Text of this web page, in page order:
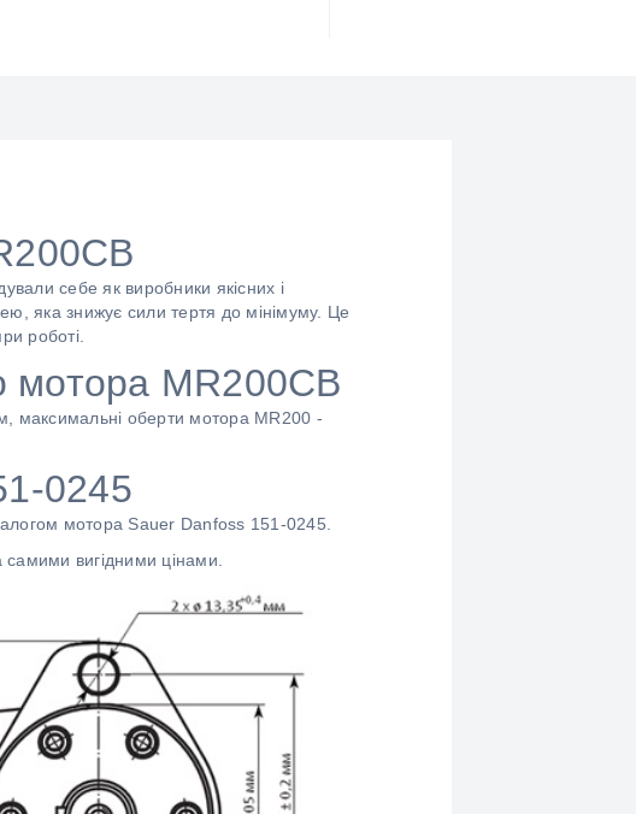
себе як виробники якісних і
яка знижує сили тертя до мінімуму. Це
роботі.
мотора MR200СВ
максимальні оберти мотора MR200 -
0245
мотора Sauer Danfoss 151-0245.
вигідними цінами.